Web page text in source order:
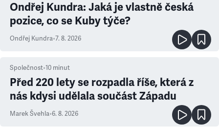
Ondřej Kundra: Jaká je vlastně česká
pozice, co se Kuby týče?
Ondřej Kundra•7. 8. 2026
Společnost•10 minut
Před 220 lety se rozpadla říše, která z
nás kdysi udělala součást Západu
Marek Švehla•6. 8. 2026